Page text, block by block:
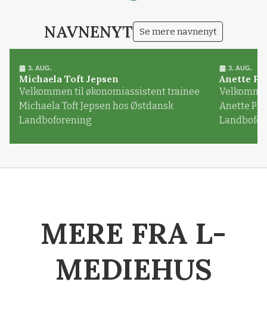
NAVNENYT Se mere navnenyt
3. AUG.
Michaela Toft Jepsen
Velkommen til økonomiassistent trainee
Michaela Toft Jepsen hos Østdansk
Landboforening
3. AUG.
Anette
Anette
MERE FRA L-
MEDIEHUS